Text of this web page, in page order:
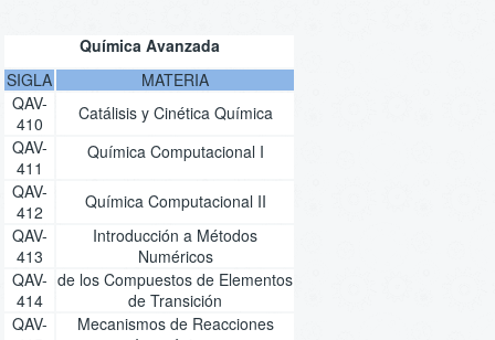
Química Avanzada
SIGLA
MATERIA
QAV-
410
Catálisis y Cinética Química
QAV-
411
Química Computacional I
QAV-
412
Química Computacional II
QAV-
413
Introducción a Métodos
Numéricos
QAV-
414
de los Compuestos de Elementos
de Transición
QAV-
Mecanismos de Reacciones